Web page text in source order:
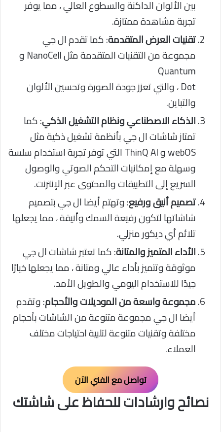
بين الألوان الداكنة والسطوع العالي ، مما يوفر
تجربة مشاهدة ممتازة.
تقنيات العرض المتقدمة: كما تقدم ال جي
مجموعة من التقنيات المتقدمة مثل NanoCell و
Quantum
Dot ، والتي تعزز جودة الصورة وتحسين الألوان
والتباين.
الذكاء الاصطناعي ونظام التشغيل الذكي: كما
تمتاز شاشات ال جي بأنظمة تشغيل ذكية مثل
webOS و ThinQ AI التي توفر تجربة استخدام سلسة
وسهلة مع إمكانيات التحكم الصوتي والوصول
السريع إلى التطبيقات والمحتوى عبر الإنترنت.
تصميم أنيق ورفيع: وتهتم أيضا ال جي بتصميم
شاشاتها لتكون رفيعة السمك وأنيقة ، مما يجعلها
تلائم أي ديكور منزلي.
الأداء المتميز والمتانة: كما تعتبر شاشات ال جي
موثوقة وتتميز بأداء عالي ومتانة ، مما يجعلها خيارًا
جيدًا للاستخدام اليومي والطويل الأمد.
مجموعة واسعة من الموديلات والأحجام: وتقدم
أيضا ال جي مجموعة متنوعة من الشاشات بأحجام
مختلفة وتقنيات متنوعة لتلبية احتياجات مختلف
العملاء.
تواصل مع الفني الآن
نصائح وارشادات للحفاظ على شاشتك